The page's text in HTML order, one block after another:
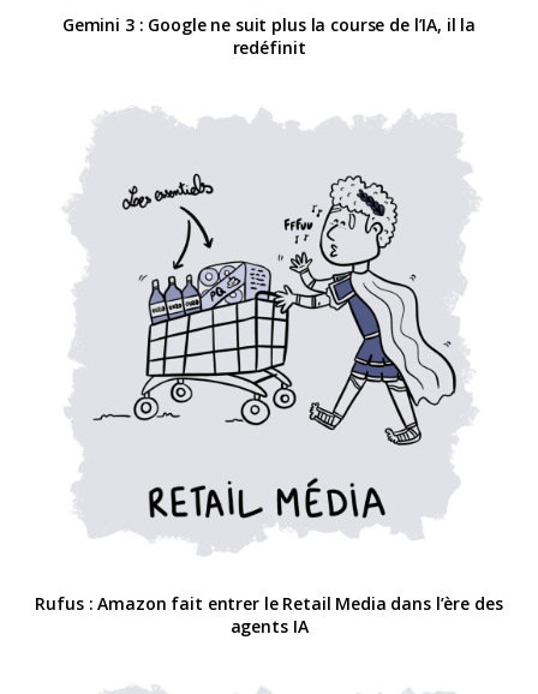
Gemini 3 : Google ne suit plus la course de l’IA, il la
redéfinit
Rufus : Amazon fait entrer le Retail Media dans l’ère des
agents IA